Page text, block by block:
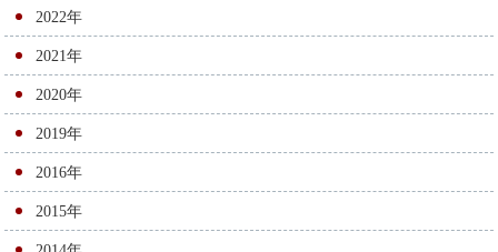
ー
シ
ョ
ン
2022年
2021年
2020年
2019年
2016年
2015年